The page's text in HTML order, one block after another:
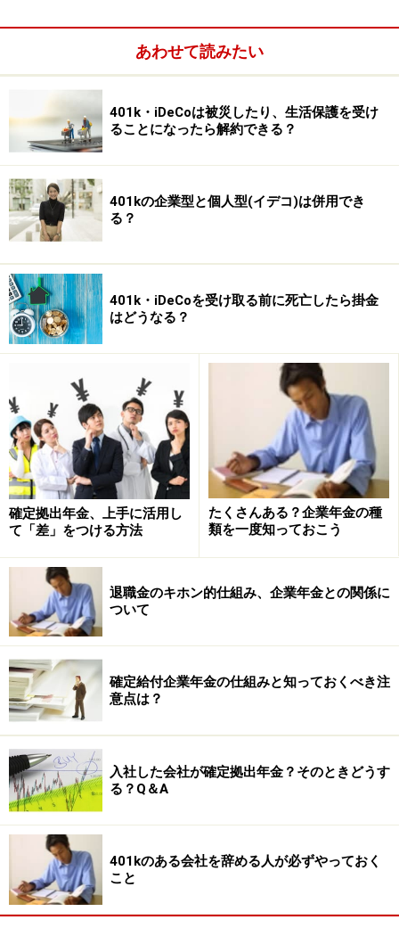
生活設計がなぜ投資に必要なのか
生活設計、つまりライフプランといえば、保険の見直し
や節約、貯金の実行のために、ファイナンシャルプラン
ナーと相談するものとしてよく知られています。テレビ
や雑誌で、なかなかお金が貯まらない家庭にFPがアドバ
し、資産運用とライフプランはあまり関係がないような
気がします。ところが、ライフプランは、資産運用を考
える際に、きちんと整理しておくべきテーマだった
す。
私たちのほとんどは、投資をするとき、なんとなく買う
ものを決めたり、なんとなく買う金額を決めています。
「値上がりしそう」という感覚的なものや、値上がり期
待への「欲」を投資判断の軸にしています。
実はこれ、あまり適当な考えではありません。きちんと
「いくら投資するか」「どんな投資対象を保有したい
か」「どれくらい損してもいいが、どれくらい増える計
画だ」といった部分を自分で決めた上で、具体的な商品
額や購入額の検討をすべき
たとえば、「自分としては資産の半分以上を、リスク運
入金額をセルフコントロールすることができます。どん
なに儲かりそうな相場であっても下がることはあるわけ
で、失敗したときの損失を抑えるのは、
もとづく自己判断です。
＞＞実はライフプランを金融機関は教えてくれない。教
えたくない？ 次ページへ
あわせて読みたい
401k・iDeCoは被災したり、生活保護を受け
ることになったら解約できる？
401kの企業型と個人型(イデコ)は併用でき
る？
401k・iDeCoを受け取る前に死亡したら掛金
はどうなる？
確定拠出年金、上手に活用し
て「差」をつける方法
たくさんある？企業年金の種
類を一度知っておこう
退職金のキホン的仕組み、企業年金との関係に
ついて
確定給付企業年金の仕組みと知っておくべき注
意点は？
入社した会社が確定拠出年金？そのときどうす
る？Q＆A
401kのある会社を辞める人が必ずやっておく
こと